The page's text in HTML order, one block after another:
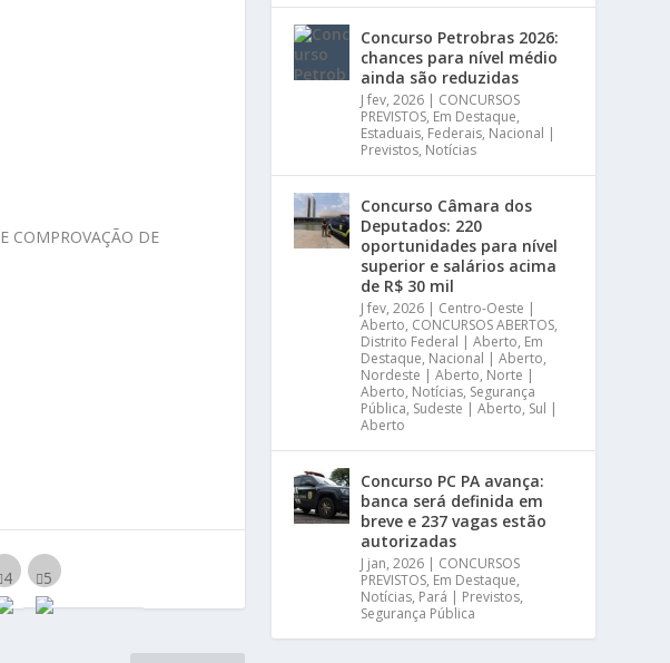
COMPROVAÇÃO DE
Concurso Petrobras 2026:
chances para nível médio
ainda são reduzidas
J fev, 2026 | CONCURSOS
PREVISTOS, Em Destaque,
Estaduais, Federais, Nacional |
Previstos, Notícias
Concurso Câmara dos
Deputados: 220
oportunidades para nível
superior e salários acima
de R$ 30 mil
J fev, 2026 | Centro-Oeste |
Aberto, CONCURSOS ABERTOS,
Distrito Federal | Aberto, Em
Destaque, Nacional | Aberto,
Nordeste | Aberto, Norte |
Aberto, Notícias, Segurança
Pública, Sudeste | Aberto, Sul |
Aberto
Concurso PC PA avança:
banca será definida em
breve e 237 vagas estão
autorizadas
J jan, 2026 | CONCURSOS
PREVISTOS, Em Destaque,
Notícias, Pará | Previstos,
Segurança Pública